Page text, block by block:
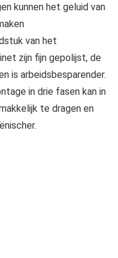
kunnen het geluid van
van het
zijn fijn gepolijst, de
is arbeidsbesparender.
in drie fasen kan in
te dragen en